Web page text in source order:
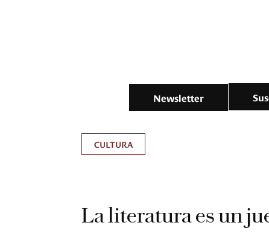
Newsletter
CULTURA
La literatura es un